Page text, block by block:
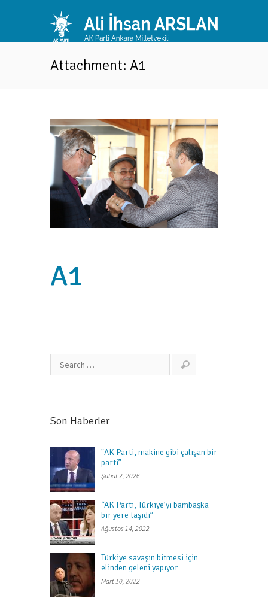
Attachment: A1
A1
Son Haberler
"AK Parti, makine gibi çalışan bir
parti”
Şubat 2, 2026
“AK Parti, Türkiye’yi bambaşka
bir yere taşıdı”
Ağustos 14, 2022
Türkiye savaşın bitmesi için
elinden geleni yapıyor
Mart 10, 2022